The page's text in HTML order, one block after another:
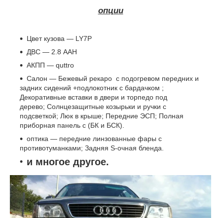
опции
Цвет кузова ― LY7P
ДВС ― 2.8 AAH
АКПП ― quttro
Салон ― Бежевый рекаро с подогревом передних и
задних сидений +подлокотник с бардачком ;
Декоративные вставки в двери и торпедо под
дерево; Солнцезащитные козырьки и ручки с
подсветкой; Люк в крыше; Передние ЭСП; Полная
приборная панель с (БК и БСК).
оптика ― передние линзованные фары с
противотуманками; Задняя S-очная бленда.
и многое другое.